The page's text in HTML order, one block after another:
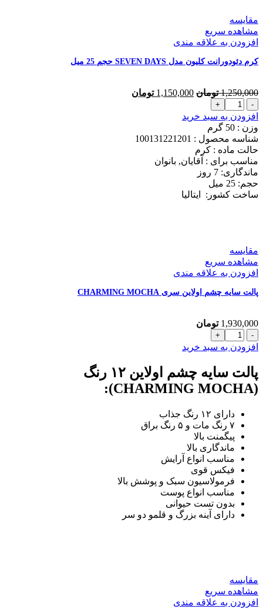
مقایسه
مشاهده سریع
افزودن به علاقه مندی
کرم دئودورانت کلیون مدل SEVEN DAYS حجم 25 میل
1,250,000 تومان قیمت
1,150,000 تومان
کرم
دئودورانت
کلیون
مدل
SEVEN
DAYS
حجم
25
میل
افزودن به سبد خرید
وزن : 50
گرم
شناسه محصول : 100131221201
حالت ماده : کرم
مناسب برای : آقایان, بانوان
ماندگاری: 7
روز
حجم: 25
میل
ساخت کشور:
ایتالیا
مقایسه
مشاهده سریع
افزودن به علاقه مندی
پالت سایه چشم اولاین سری CHARMING MOCHA
1,930,000 تومان
پالت
سایه
سری
CHARMING
عدد
افزودن به سبد خرید
پالت سایه چشم اولاین ۱۲ رنگ
(CHARMING MOCHA):
دارای ۱۲ رنگ جذاب
۷ رنگ مات و ۵ رنگ براق
پیگمنت بالا
ماندگاری بالا
مناسب انواع آرایش
فیکس قوی
فرمولاسیون سبک و پوشش بالا
مناسب انواع پوست
بدون تست حیوانی
دارای آینه بزرگ و قلمو دو سر
مقایسه
مشاهده سریع
افزودن به علاقه مندی